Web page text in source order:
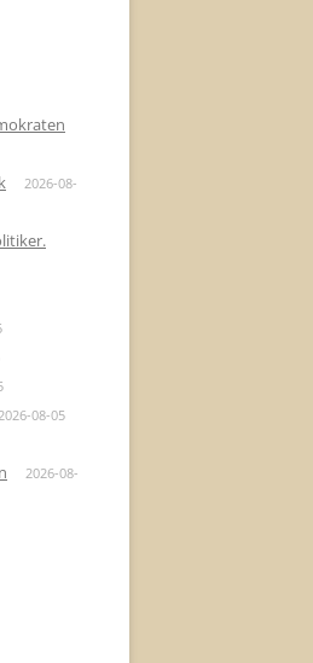
2026-08-
08-05
2026-08-